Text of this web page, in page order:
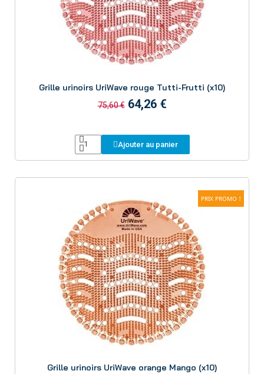
Grille urinoirs UriWave rouge Tutti-Frutti (x10)
75,60 € 64,26 €
Ajouter au panier
PRIX PROMO !
Grille urinoirs UriWave orange Mango (x10)